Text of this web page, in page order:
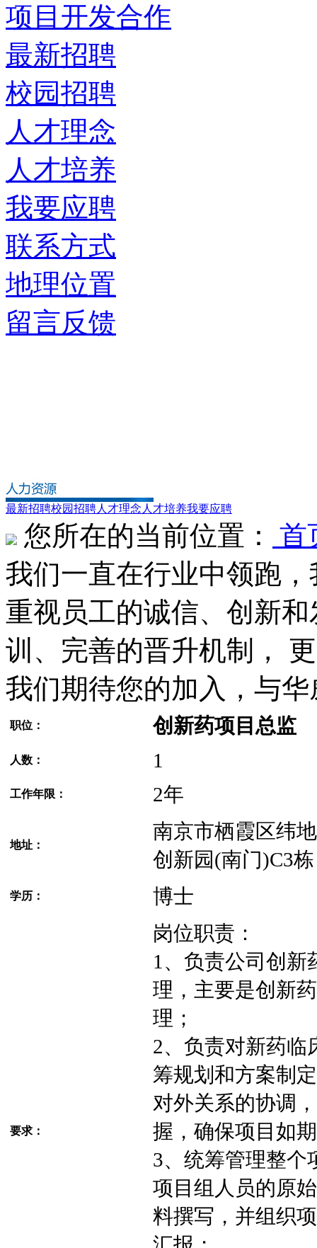
项目开发合作
最新招聘
校园招聘
人才理念
人才培养
我要应聘
联系方式
地理位置
留言反馈
最新招聘校园招聘人才理念 人才培养我要应聘
您所在的当前位置：
首
我们一直在行业中领跑
重视员工的诚信、创新
训、完善的晋升机制，
我们期待您的加入，与
职位： 创新药项目总监
人数： 1
工作年限： 2年
地址：
南京市栖霞区纬
创新园(南门)C3栋
学历： 博士
要求：
岗位职责：
1、负责公司创新
理，主要是创新
理；
2、负责对新药临
筹规划和方案制
对外关系的协调
握，确保项目如
3、统筹管理整个
项目组人员的原
料撰写，并组织